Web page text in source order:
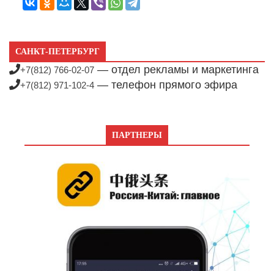
САНКТ-ПЕТЕРБУРГ
+7(812) 766-02-07 — отдел рекламы и маркетинга
+7(812) 971-102-4 — телефон прямого эфира
ПАРТНЕРЫ